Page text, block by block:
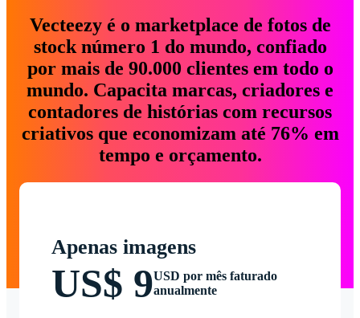
Vecteezy é o marketplace de fotos de
stock número 1 do mundo, confiado
por mais de 90.000 clientes em todo o
mundo. Capacita marcas, criadores e
contadores de histórias com recursos
criativos que economizam até 76% em
tempo e orçamento.
Apenas imagens
US$ 9USD por mês faturado
anualmente